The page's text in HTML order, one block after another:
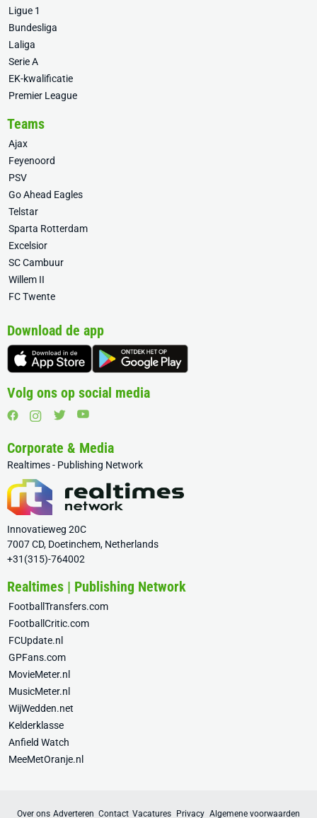
Ligue 1
Bundesliga
Laliga
Serie A
EK-kwalificatie
Premier League
Teams
Ajax
Feyenoord
PSV
Go Ahead Eagles
Telstar
Sparta Rotterdam
Excelsior
SC Cambuur
Willem II
FC Twente
Download de app
Volg ons op social media
Corporate & Media
Realtimes - Publishing Network
Innovatieweg 20C
7007 CD, Doetinchem, Netherlands
+31(315)-764002
Realtimes | Publishing Network
FootballTransfers.com
FootballCritic.com
FCUpdate.nl
GPFans.com
MovieMeter.nl
MusicMeter.nl
WijWedden.net
Kelderklasse
Anfield Watch
MeeMetOranje.nl
Over ons Adverteren Contact Vacatures Privacy Algemene voorwaarden